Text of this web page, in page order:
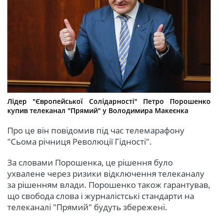
Лідер "Європейської Солідарності" Петро Порошенко
купив телеканал "Прямий" у Володимира Макеєнка
Про це він повідомив під час телемарафону
"Сьома річниця Революції Гідності".
За словами Порошенка, це рішення було
ухвалене через ризики відключення телеканалу
за рішенням влади. Порошенко також гарантував,
що свобода слова і журналістські стандарти на
телеканалі "Прямий" будуть збережені.